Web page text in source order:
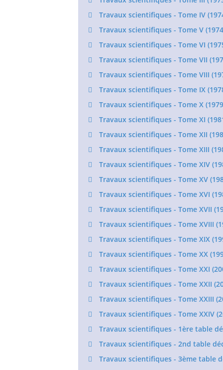
Travaux scientifiques - Tome IV
Travaux scientifiques - Tome V
Travaux scientifiques - Tome VI
Travaux scientifiques - Tome VII
Travaux scientifiques - Tome VIII
Travaux scientifiques - Tome IX
Travaux scientifiques - Tome X
Travaux scientifiques - Tome XI
Travaux scientifiques - Tome XII
Travaux scientifiques - Tome XIII
Travaux scientifiques - Tome XIV
Travaux scientifiques - Tome XV
Travaux scientifiques - Tome XVI
Travaux scientifiques - Tome XVII
Travaux scientifiques - Tome XVIII
Travaux scientifiques - Tome XIX
Travaux scientifiques - Tome XX
Travaux scientifiques - Tome XXI
Travaux scientifiques - Tome XXII
Travaux scientifiques - Tome XXIII
Travaux scientifiques - Tome XXIV
Travaux scientifiques - 1ère table
Travaux scientifiques - 2nd table
Travaux scientifiques - 3ème table